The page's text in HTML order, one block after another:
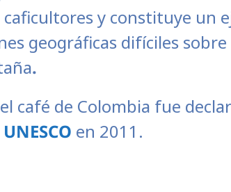
y constituye un
geográficas difíciles
.
café de Colombia fue
en 2011.